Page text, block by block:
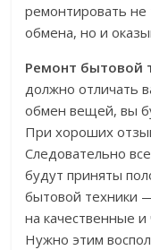
ремонтировать не
обмена, но и
Ремонт бытовой
должно отличать
обмен вещей, вы
При хороших
Следовательно
будут приняты
бытовой техники
на качественные
Нужно этим